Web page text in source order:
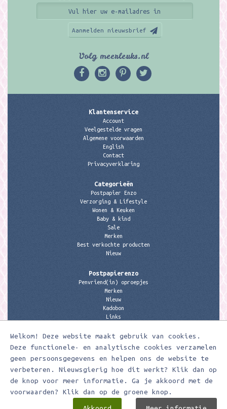
Welkom! Deze website maakt gebruik van cookies.
Deze functionele- en analytische cookies verzamelen
geen persoonsgegevens en helpen ons de website te
verbeteren. Nieuwsgierig hoe dit werkt? Klik dan op
de knop voor meer informatie. Ga je akkoord met de
voorwaarden? Klik dan op de groene knop.
Aanmelden nieuwsbrief
Volg meerleuks.nl
Klantenservice
Account
Veelgestelde vragen
Algemene voorwaarden
English
Contact
Privacyverklaring
Categorieën
Postpapier Enzo
Verzorging & Lifestyle
Wonen & Keuken
Baby & kind
Sale
Merken
Best verkochte producten
Nieuw
Postpapierenzo
Penvriend(in) oproepjes
Merken
Nieuw
Kadobon
Links
Contactgegevens
Meerleuks
anita@meerleuks.nl
06 – 107 163 36
KVK nummer: 58807179
BTW nummer: 853190859B01